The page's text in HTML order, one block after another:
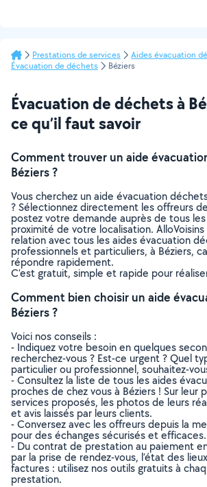
Prestations de services
Aides évacuation
Évacuation de déchets
Béziers
Évacuation de déchets à
ce qu’il faut savoir
Comment trouver un aide
Béziers ?
Vous cherchez un aide évacuation
? Sélectionnez directement les offreurs
postez votre demande auprès de tous
proximité de votre localisation.
relation avec tous les aides évacuation
professionnels et particuliers, à Béziers,
répondre rapidement.
C’est gratuit, simple et rapide pour
Comment bien choisir un aide
Béziers ?
Voici nos conseils :
- Indiquez votre besoin en quelques
recherchez-vous ? Est-ce urgent ? Quel
particulier ou professionnel, souhaitez-
- Consultez la liste de tous les aides
proches de chez vous à Béziers ! Sur leur
services proposés, les photos de leurs
et avis laissés par leurs clients.
- Conversez avec les offreurs depuis la
pour des échanges sécurisés et efficaces.
- Du contrat de prestation au paiement
par la prise de rendez-vous, l’état des
factures : utilisez nos outils gratuits à
prestation.